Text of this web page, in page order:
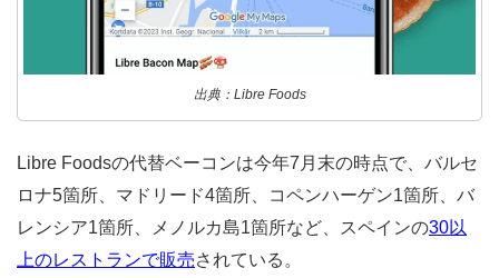
出典：Libre Foods
Libre Foodsの代替ベーコンは今年7月末の時点で、バルセ
ロナ5箇所、マドリード4箇所、コペンハーゲン1箇所、バ
レンシア1箇所、メノルカ島1箇所など、スペインの30以
上のレストランで販売されている。